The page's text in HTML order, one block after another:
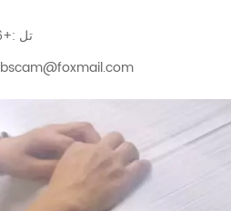
تل :+86 592 5159077
bscam@foxmail.com